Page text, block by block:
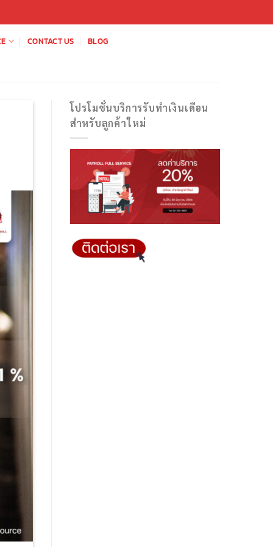
CONTACT US BLOG
โปรโมชั่นบริการรับทำเงินเดือน
สำหรับลูกค้าใหม่